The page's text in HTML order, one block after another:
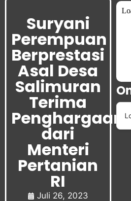
Suryani
Perempuan
Berprestasi
Asal Desa
Salimuran
Terima
Penghargaan
dari
Menteri
Pertanian
RI
Juli 26, 2023